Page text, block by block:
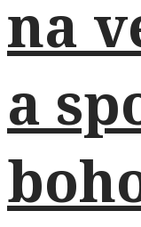
na
a